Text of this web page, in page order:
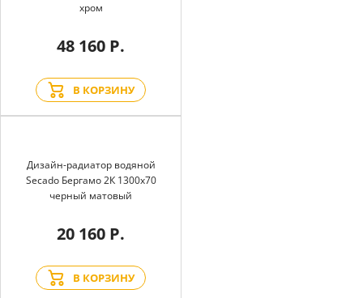
хром
48 160 Р.
В КОРЗИНУ
Дизайн-радиатор водяной
Secado Бергамо 2К 1300x70
черный матовый
20 160 Р.
В КОРЗИНУ